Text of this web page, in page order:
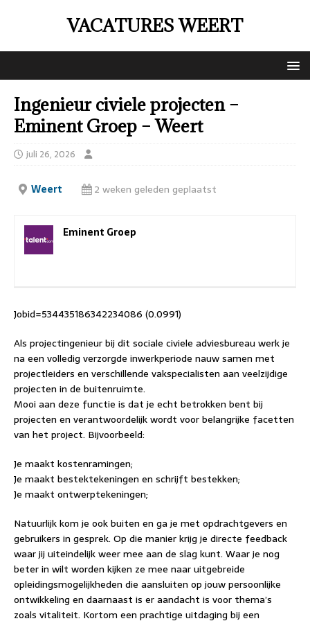
VACATURES WEERT
Ingenieur civiele projecten –
Eminent Groep – Weert
juli 26, 2026
Weert 2 weken geleden geplaatst
Eminent Groep
Jobid=534435186342234086 (0.0991)
Als projectingenieur bij dit sociale civiele adviesbureau werk je
na een volledig verzorgde inwerkperiode nauw samen met
projectleiders en verschillende vakspecialisten aan veelzijdige
projecten in de buitenruimte.
Mooi aan deze functie is dat je echt betrokken bent bij
projecten en verantwoordelijk wordt voor belangrijke facetten
van het project. Bijvoorbeeld:
Je maakt kostenramingen;
Je maakt bestektekeningen en schrijft bestekken;
Je maakt ontwerptekeningen;
Natuurlijk kom je ook buiten en ga je met opdrachtgevers en
gebruikers in gesprek. Op die manier krijg je directe feedback
waar jij uiteindelijk weer mee aan de slag kunt. Waar je nog
beter in wilt worden kijken ze mee naar uitgebreide
opleidingsmogelijkheden die aansluiten op jouw persoonlijke
ontwikkeling en daarnaast is er aandacht is voor thema’s
zoals vitaliteit. Kortom een prachtige uitdaging bij een